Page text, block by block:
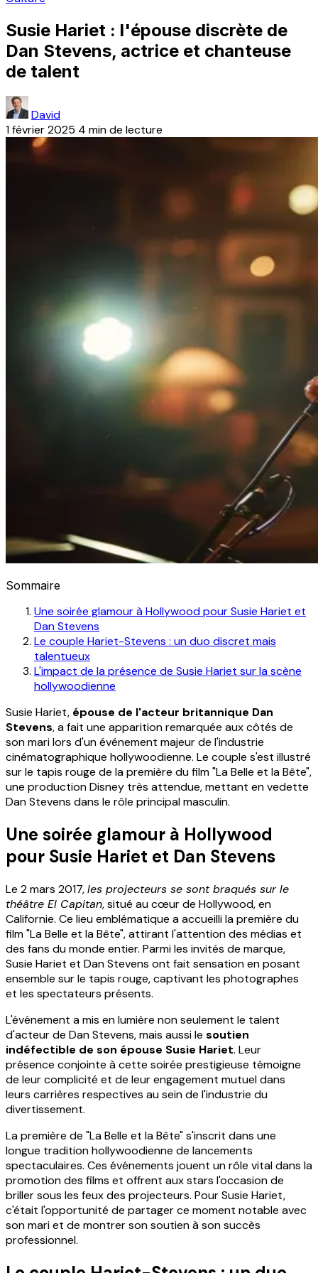
Susie Hariet : l'épouse discrète de
Dan Stevens, actrice et chanteuse
de talent
David
1 février 2025 4 min de lecture
Sommaire
Une soirée glamour à Hollywood pour Susie Hariet et
Dan Stevens
Le couple Hariet-Stevens : un duo discret mais
talentueux
L'impact de la présence de Susie Hariet sur la scène
hollywoodienne
Susie Hariet, épouse de l'acteur britannique Dan
Stevens, a fait une apparition remarquée aux côtés de
son mari lors d'un événement majeur de l'industrie
cinématographique hollywoodienne. Le couple s'est illustré
sur le tapis rouge de la première du film "La Belle et la Bête",
une production Disney très attendue, mettant en vedette
Dan Stevens dans le rôle principal masculin.
Une soirée glamour à Hollywood
pour Susie Hariet et Dan Stevens
Le 2 mars 2017,les projecteurs se sont braqués sur le
théâtre El Capitan, situé au cœur de Hollywood, en
Californie. Ce lieu emblématique a accueilli la première du
film "La Belle et la Bête", attirant l'attention des médias et
des fans du monde entier. Parmi les invités de marque,
Susie Hariet et Dan Stevens ont fait sensation en posant
ensemble sur le tapis rouge, captivant les photographes
et les spectateurs présents.
L'événement a mis en lumière non seulement le talent
d'acteur de Dan Stevens, mais aussi le soutien
indéfectible de son épouse Susie Hariet. Leur
présence conjointe à cette soirée prestigieuse témoigne
de leur complicité et de leur engagement mutuel dans
leurs carrières respectives au sein de l'industrie du
divertissement.
La première de "La Belle et la Bête" s'inscrit dans une
longue tradition hollywoodienne de lancements
spectaculaires. Ces événements jouent un rôle vital dans la
promotion des films et offrent aux stars l'occasion de
briller sous les feux des projecteurs. Pour Susie Hariet,
c'était l'opportunité de partager ce moment notable avec
son mari et de montrer son soutien à son succès
professionnel.